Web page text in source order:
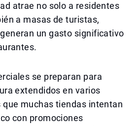
atrae no solo a residentes
a masas de turistas,
un gasto significativo
se preparan para
extendidos en varios
que muchas tiendas intentan
con promociones